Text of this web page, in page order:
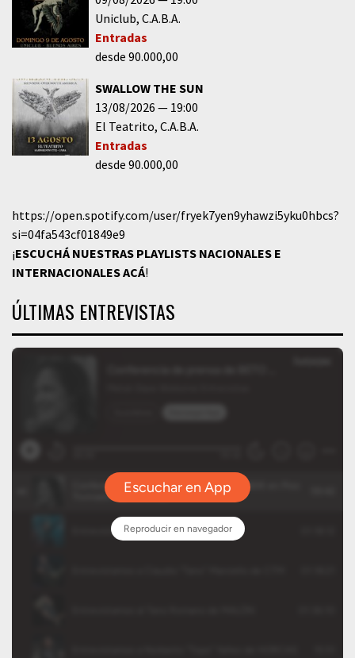
Uniclub C.A.B.A.
Entradas
desde 90.000,00
SWALLOW THE SUN
13/08/2026
19:00
El Teatrito C.A.B.A.
Entradas
desde 90.000,00
https://open.spotify.com/user/fryek7yen9yhawzi5yku0hbcs?
si=04fa543cf01849e9
¡ESCUCHÁ NUESTRAS PLAYLISTS NACIONALES E
INTERNACIONALESACÁ!
ÚLTIMAS ENTREVISTAS